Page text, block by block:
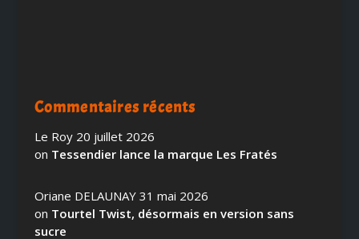
Commentaires récents
Le Roy 20 juillet 2026
on Tessendier lance la marque Les Fratés
Oriane DELAUNAY 31 mai 2026
on Tourtel Twist, désormais en version sans
sucre